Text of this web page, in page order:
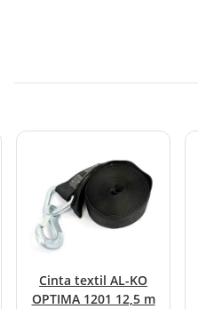
Cinta textil AL-KO
OPTIMA 1201 12,5 m